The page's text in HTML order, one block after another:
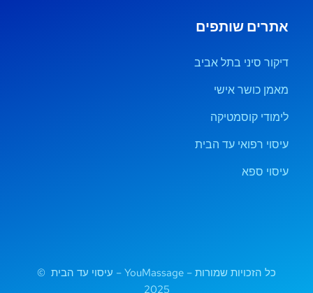
אתרים שותפים
דיקור סיני בתל אביב
מאמן כושר אישי
לימודי קוסמטיקה
עיסוי רפואי עד הבית
עיסוי ספא
כל הזכויות שמורות – YouMassage – עיסוי עד הבית ©
2025